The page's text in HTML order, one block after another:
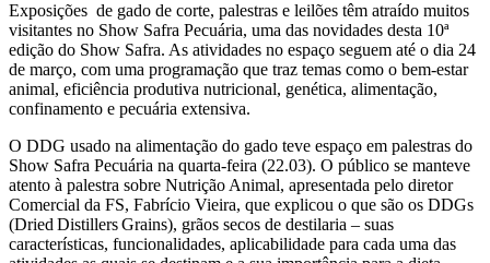
Exposições de gado de corte, palestras e leilões têm atraído muitos
visitantes no Show Safra Pecuária, uma das novidades desta 10ª
edição do Show Safra. As atividades no espaço seguem até o dia 24
de março, com uma programação que traz temas como o bem-estar
animal, eficiência produtiva nutricional, genética, alimentação,
confinamento e pecuária extensiva.
O DDG usado na alimentação do gado teve espaço em palestras do
Show Safra Pecuária na quarta-feira (22.03). O público se manteve
atento à palestra sobre Nutrição Animal, apresentada pelo diretor
Comercial da FS, Fabrício Vieira, que explicou o que são os DDGs
(Dried Distillers Grains), grãos secos de destilaria – suas
características, funcionalidades, aplicabilidade para cada uma das